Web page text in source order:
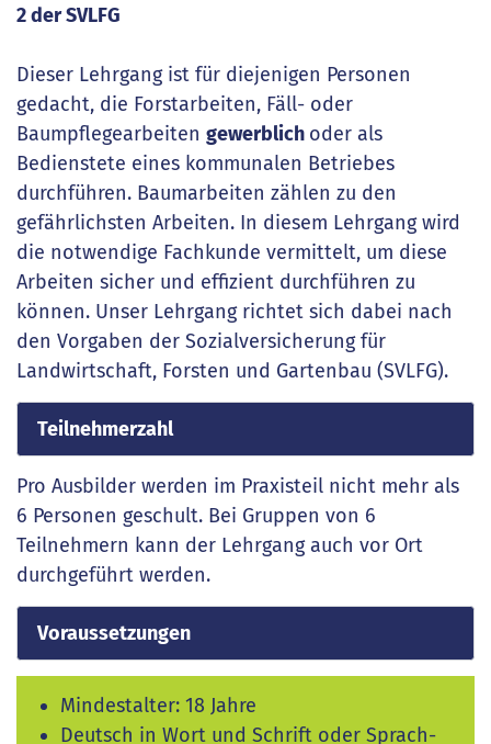
2 der SVLFG
Dieser Lehrgang ist für diejenigen Personen
gedacht, die Forstarbeiten, Fäll- oder
Baumpflegearbeiten gewerblich oder als
Bedienstete eines kommunalen Betriebes
durchführen. Baumarbeiten zählen zu den
gefährlichsten Arbeiten. In diesem Lehrgang wird
die notwendige Fachkunde vermittelt, um diese
Arbeiten sicher und effizient durchführen zu
können. Unser Lehrgang richtet sich dabei nach
den Vorgaben der Sozialversicherung für
Landwirtschaft, Forsten und Gartenbau (SVLFG).
Teilnehmerzahl
Pro Ausbilder werden im Praxisteil nicht mehr als
6 Personen geschult. Bei Gruppen von 6
Teilnehmern kann der Lehrgang auch vor Ort
durchgeführt werden.
Voraussetzungen
Mindestalter: 18 Jahre
Deutsch in Wort und Schrift oder Sprach-